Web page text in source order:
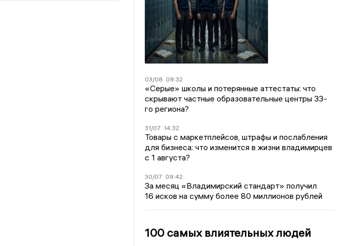
03/08 09:32
«Серые» школы и потерянные аттестаты: что
скрывают частные образовательные центры 33-
го региона?
31/07 14:32
Товары с маркетплейсов, штрафы и послабления
для бизнеса: что изменится в жизни владимирцев
с 1 августа?
30/07 09:42
За месяц «Владимирский стандарт» получил
16 исков на сумму более 80 миллионов рублей
100 самых влиятельных людей